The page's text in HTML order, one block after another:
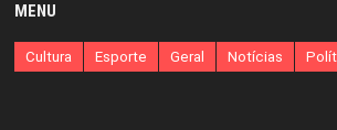
MENU
Cultura Esporte Geral Notícias